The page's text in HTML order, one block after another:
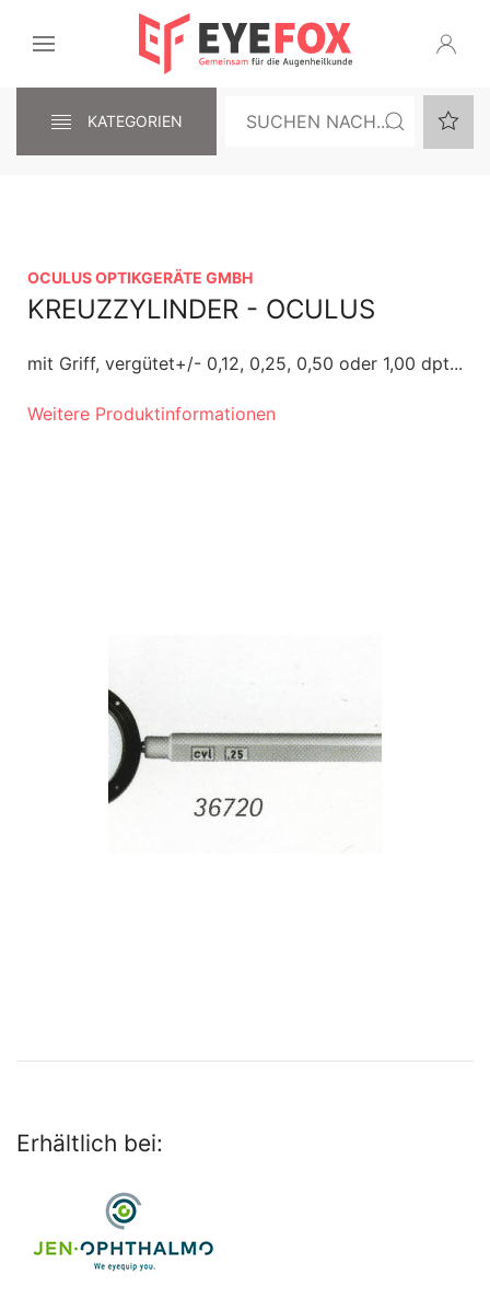
KATEGORIEN
OCULUS OPTIKGERÄTE GMBH
KREUZZYLINDER - OCULUS
mit Griff, vergütet+/- 0,12, 0,25, 0,50 oder 1,00 dpt...
Weitere Produktinformationen
Erhältlich bei: